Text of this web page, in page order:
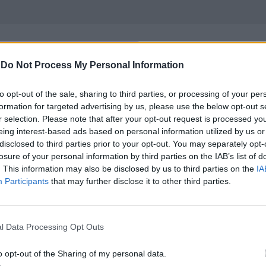
Do Not Process My Personal Information
opt-out of the sale, sharing to third parties, or processing of your
for targeted advertising by us, please use the below opt-out
selection. Please note that after your opt-out request is processed
interest-based ads based on personal information utilized by us
to third parties prior to your opt-out. You may separately
of your personal information by third parties on the IAB’s list of
This information may also be disclosed by us to third parties on the
Participants that may further disclose it to other third parties.
Data Processing Opt Outs
opt-out of the Sharing of my personal data.
правителството на Мелони иска да принуди
италианска „dispensatore di liquido igienizzante
езици, пое много английски термини
термини, обозначаващи „нови“ неща, които
социални мрежи, дистанционна работа).
версия на термини, които на италиански